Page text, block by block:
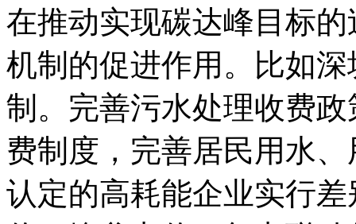
在推动实现碳达峰目标
机制的促进作用。比如
制。完善污水处理收费
费制度，完善居民用水
认定的高耗能企业实行